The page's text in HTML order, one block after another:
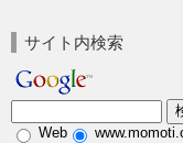
サイト内検索
Web